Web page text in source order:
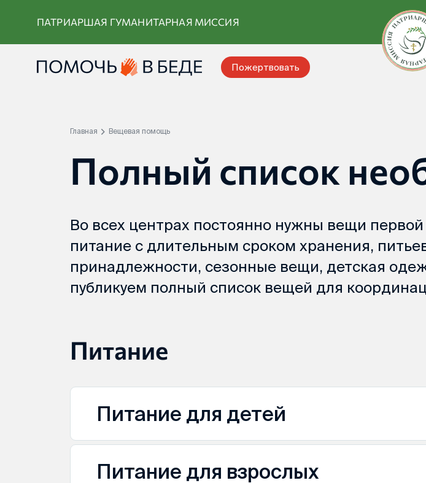
ПАТРИАРШАЯ ГУМАНИТАРНАЯ МИССИЯ
Пожертвовать
Главная Вещевая помощь
Полный список
Во всех центрах постоянно нужны вещи
питание с длительным сроком хранения,
принадлежности, сезонные вещи, детская
публикуем полный список вещей для
Питание
Питание для детей
Питание для взрослых